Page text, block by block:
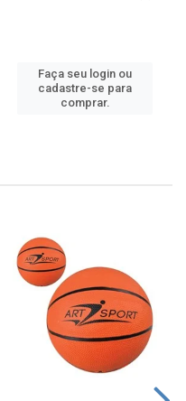
Faça seu login ou
cadastre-se para
comprar.